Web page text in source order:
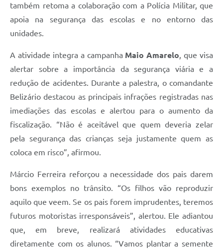
também retoma a colaboração com a Polícia Militar, que
apoia na segurança das escolas e no entorno das
unidades.
A atividade integra a campanha Maio Amarelo , que visa
alertar sobre a importância da segurança viária e a
redução de acidentes. Durante a palestra, o comandante
Belizário destacou as principais infrações registradas nas
imediações das escolas e alertou para o aumento da
fiscalização. “Não é aceitável que quem deveria zelar
pela segurança das crianças seja justamente quem as
coloca em risco”, afirmou.
Márcio Ferreira reforçou a necessidade dos pais darem
bons exemplos no trânsito. “Os filhos vão reproduzir
aquilo que veem. Se os pais forem imprudentes, teremos
futuros motoristas irresponsáveis”, alertou. Ele adiantou
que, em breve, realizará atividades educativas
diretamente com os alunos. “Vamos plantar a semente